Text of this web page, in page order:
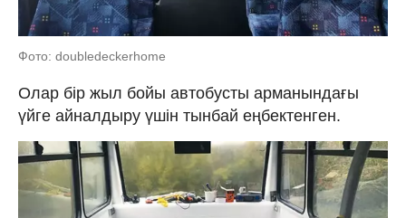
Фото: doubledeckerhome
Олар бір жыл бойы автобусты арманындағы
үйге айналдыру үшін тынбай еңбектенген.